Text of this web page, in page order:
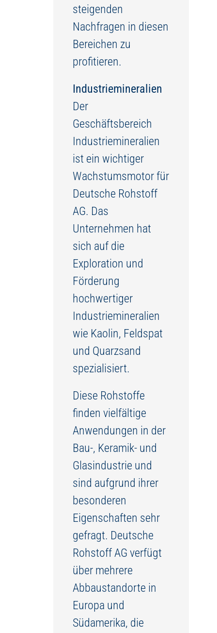
steigenden
Nachfragen in diesen
Bereichen zu
profitieren.
Industriemineralien
Der
Geschäftsbereich
Industriemineralien
ist ein wichtiger
Wachstumsmotor für
Deutsche Rohstoff
AG. Das
Unternehmen hat
sich auf die
Exploration und
Förderung
hochwertiger
Industriemineralien
wie Kaolin, Feldspat
und Quarzsand
spezialisiert.
Diese Rohstoffe
finden vielfältige
Anwendungen in der
Bau-, Keramik- und
Glasindustrie und
sind aufgrund ihrer
besonderen
Eigenschaften sehr
gefragt. Deutsche
Rohstoff AG verfügt
über mehrere
Abbaustandorte in
Europa und
Südamerika, die